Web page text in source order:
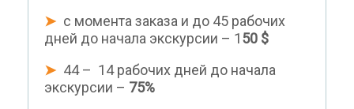
➤ с момента заказа и до 45 рабочих
дней до начала экскурсии – 150 $
➤ 44 – 14 рабочих дней до начала
экскурсии – 75%